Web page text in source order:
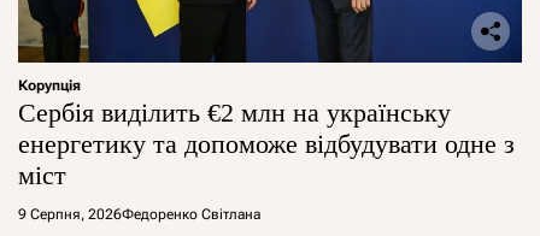
Корупція
Сербія виділить €2 млн на українську
енергетику та допоможе відбудувати одне з
міст
9 Серпня, 2026Федоренко Світлана